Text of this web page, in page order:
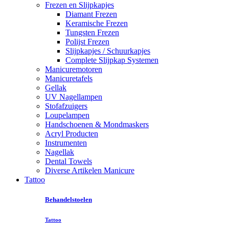
Frezen en Slijpkapjes
Diamant Frezen
Keramische Frezen
Tungsten Frezen
Polijst Frezen
Slijpkapjes / Schuurkapjes
Complete Slijpkap Systemen
Manicuremotoren
Manicuretafels
Gellak
UV Nagellampen
Stofafzuigers
Loupelampen
Handschoenen & Mondmaskers
Acryl Producten
Instrumenten
Nagellak
Dental Towels
Diverse Artikelen Manicure
Tattoo
Behandelstoelen
Tattoo